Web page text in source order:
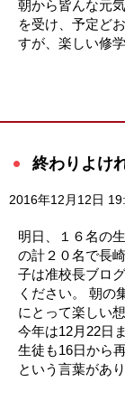
朝から皆んな元
を受け、予定ど
すが、楽しい修
終わりよけ
2016年12月12日
明日、１６名の
の計２０名で長
子は准校長ブロ
ください。 朝の
にとって楽しい
今年は12月22日
生徒も16日から
という言葉があ